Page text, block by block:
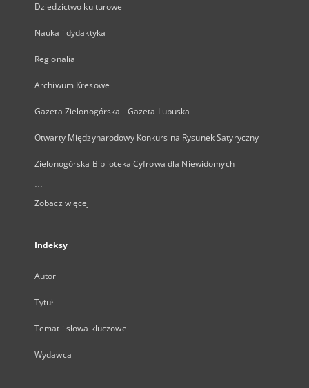
Dziedzictwo kulturowe
Nauka i dydaktyka
Regionalia
Archiwum Kresowe
Gazeta Zielonogórska - Gazeta Lubuska
Otwarty Międzynarodowy Konkurs na Rysunek Satyryczny
Zielonogórska Biblioteka Cyfrowa dla Niewidomych
...
Zobacz więcej
Indeksy
Autor
Tytuł
Temat i słowa kluczowe
Wydawca